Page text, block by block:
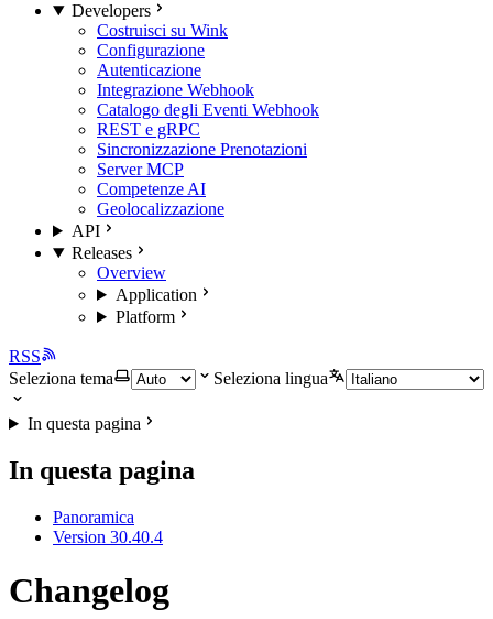
Developers
Costruisci su Wink
Configurazione
Autenticazione
Integrazione Webhook
Catalogo degli Eventi Webhook
REST e gRPC
Sincronizzazione Prenotazioni
Server MCP
Competenze AI
Geolocalizzazione
API
Releases
Overview
Application
Platform
RSS
Seleziona tema
Seleziona lingua
In questa pagina
In questa pagina
Panoramica
Version 30.40.4
Changelog